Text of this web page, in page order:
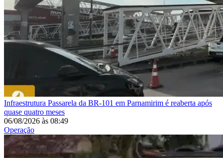
Infraestrutura Passarela da BR-101 em Parnamirim é reaberta após
quase quatro meses
06/08/2026 às 08:49
Operação